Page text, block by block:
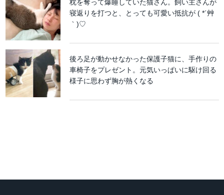
枕を奪って爆睡していた猫さん。飼い主さんが
寝返りを打つと、とっても可愛い抵抗が ( *´艸
｀)♡
後ろ足が動かせなかった保護子猫に、手作りの
車椅子をプレゼント。元気いっぱいに駆け回る
様子に思わず胸が熱くなる